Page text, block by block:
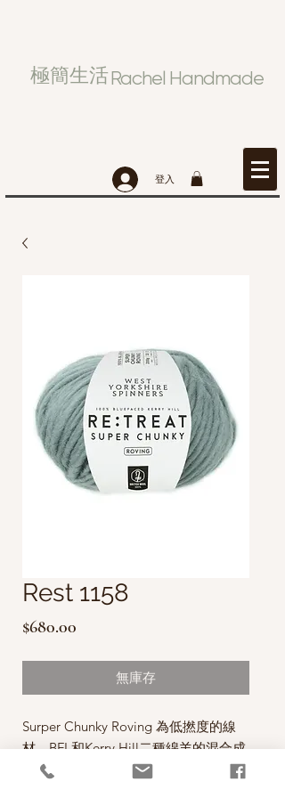
極簡生活Rachel Handmade
登入
Rest 1158
$680.00
無庫存
Surper Chunky Roving 為低撚度的線
材，BFL和Kerry Hill二種綿羊的混合成
分，蓬鬆舒適，適合簡單的背心，外